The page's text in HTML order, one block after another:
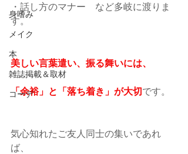
身嗜み
メイク
本
雑誌掲載＆取材
コーデ
・話し方のマナー　など多岐に渡りま
す。
美しい言葉遣い、振る舞いには、
「余裕」と「落ち着き」が大切です。
気心知れたご友人同士の集いであれ
ば、